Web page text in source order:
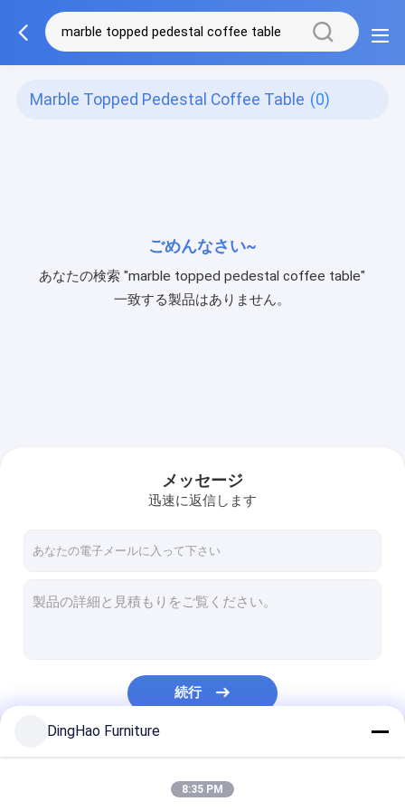
Marble Topped Pedestal Coffee Table (0)
ごめんなさい~
あなたの検索 "marble topped pedestal coffee table"
一致する製品はありません。
メッセージ
迅速に返信します
続行
DingHao Furniture
8:35 PM